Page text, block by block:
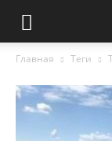
Главная Теги